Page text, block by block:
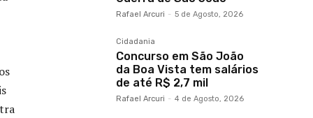
Rafael Arcuri - 5 de Agosto, 2026
Cidadania
Concurso em São João
da Boa Vista tem salários
de até R$ 2,7 mil
Rafael Arcuri - 4 de Agosto, 2026